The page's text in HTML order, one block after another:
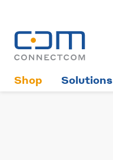
Shop Solutions